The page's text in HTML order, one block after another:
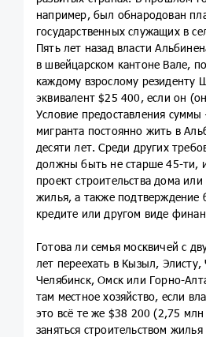
например, был обнародован
государственных служащих в
Пять лет назад власти
в швейцарском кантоне Вале,
каждому взрослому резиденту
эквивалент $25 400, если он
Условие предоставления
мигранта постоянно жить в
десяти лет. Среди других
должны быть не старше 45-ти,
проект строительства дома
жилья, а также подтверждение
кредите или другом виде
Готова ли семья москвичей с
лет переехать в Кызыл,
Челябинск, Омск или Горно-
там местное хозяйство, если
это всё те же $38 200 (2,75
заняться строительством